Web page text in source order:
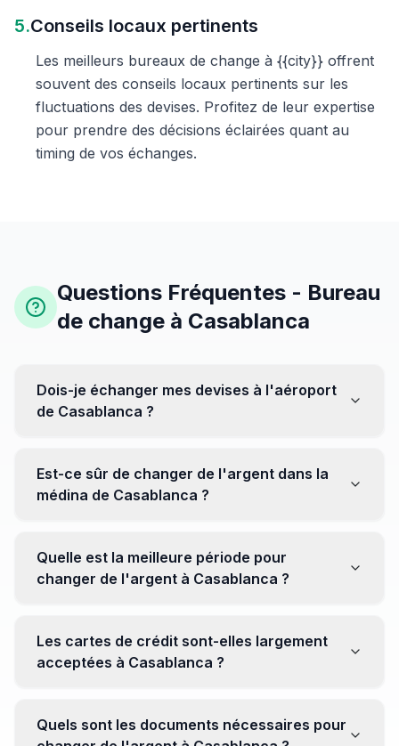
5.Conseils locaux pertinents
Les meilleurs bureaux de change à {{city}} offrent
souvent des conseils locaux pertinents sur les
fluctuations des devises. Profitez de leur expertise
pour prendre des décisions éclairées quant au
timing de vos échanges.
Questions Fréquentes - Bureau
de change à Casablanca
Dois-je échanger mes devises à l'aéroport
de Casablanca ?
être moins avantageux. Orientez-vous plutôt vers les
bureaux de change en ville pour obtenir de meilleurs
Est-ce sûr de changer de l'argent dans la
médina de Casablanca ?
établissements réputés pour éviter les surprises.
Quelle est la meilleure période pour
changer de l'argent à Casablanca ?
soyez attentif aux fluctuations pour maximiser la valeur
de vos devises.
Les cartes de crédit sont-elles largement
acceptées à Casablanca ?
Cependant, avoir un peu de monnaie locale peut être
Quels sont les documents nécessaires pour